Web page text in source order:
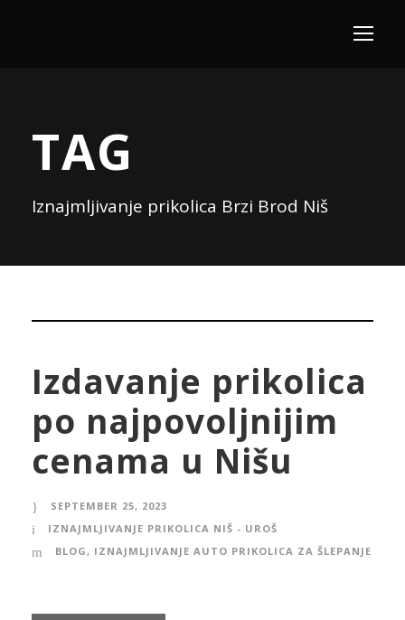
TAG
Iznajmljivanje prikolica Brzi Brod Niš
Izdavanje prikolica
po najpovoljnijim
cenama u Nišu
SEPTEMBER 25, 2023
IZNAJMLJIVANJE PRIKOLICA NIŠ - UROŠ
BLOG , IZNAJMLJIVANJE AUTO PRIKOLICA ZA ŠLEPANJE